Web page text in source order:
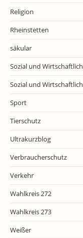
Religion
Rheinstetten
säkular
Sozial und Wirtschaftlich
Sozial und Wirtschaftlich
Sport
Tierschutz
Ultrakurzblog
Verbraucherschutz
Verkehr
Wahlkreis 272
Wahlkreis 273
Weißer